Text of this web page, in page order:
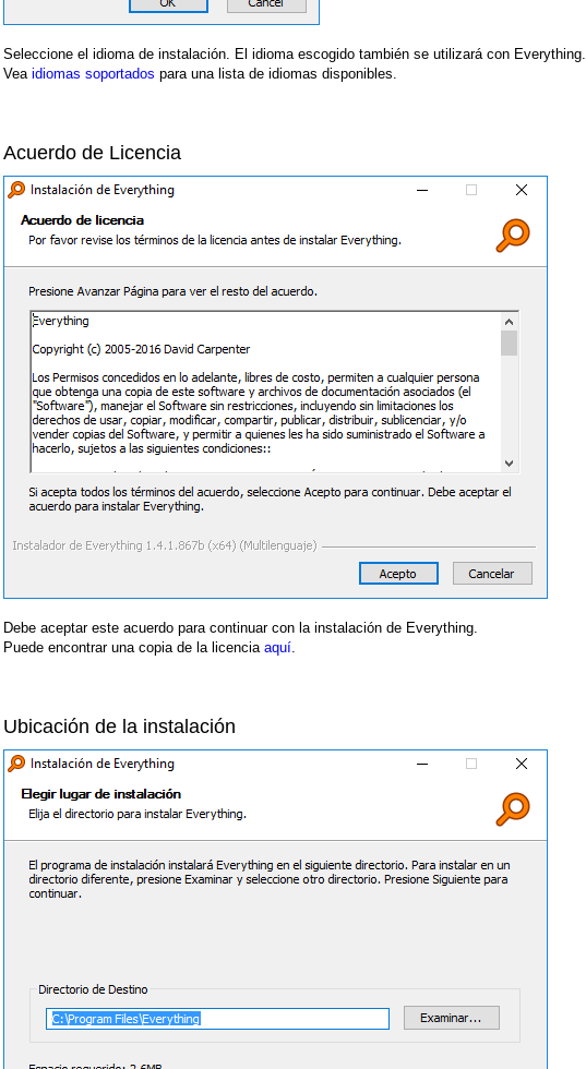
Seleccione el idioma de instalación. El idioma escogido también se utilizará con Everything.
Vea idiomas soportados para una lista de idiomas disponibles.
Acuerdo de Licencia
Debe aceptar este acuerdo para continuar con la instalación de Everything.
Puede encontrar una copia de la licencia aquí.
Ubicación de la instalación